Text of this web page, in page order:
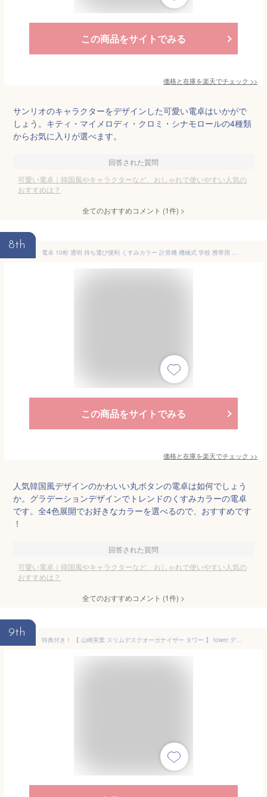
この商品をサイトでみる
価格と在庫を楽天でチェック >>
サンリオのキャラクターをデザインした可愛い電卓はいかがで
しょう。キティ・マイメロディ・クロミ・シナモロールの4種類
からお気に入りが選べます。
回答された質問
可愛い電卓｜韓国風やキャラクターなど、おしゃれで使いやすい人気の
おすすめは？
全てのおすすめコメント (1件) >
8th
電卓 10桁 透明 持ち運び便利 くすみカラー 計算機 機械式 学校 携帯用 丸ボタン グラデーション かわいい 軽量 事務用品 簿記 ポケット電卓 薄型 韓国風 電卓 文房具 日常 オフィス 家庭 学校用 電子文具 クリア 小学生 中学生
この商品をサイトでみる
価格と在庫を楽天でチェック >>
人気韓国風デザインのかわいい丸ボタンの電卓は如何でしょう
か。グラデーションデザインでトレンドのくすみカラーの電卓
です。全4色展開でお好きなカラーを選べるので、おすすめです
！
回答された質問
可愛い電卓｜韓国風やキャラクターなど、おしゃれで使いやすい人気の
おすすめは？
全てのおすすめコメント (1件) >
9th
特典付き！ 【 山崎実業 スリムデスクオーガナイザー タワー 】 tower デスク収納 卓上収納 ペン立て 小物入れ 文房具 ステーショナリー 眼鏡 スマホ 小物 整理 テレワーク 卓上 リビング おしゃれ シンプル スリム 公式 ホワイト ブラック 5985 5986 YAMAZAKI